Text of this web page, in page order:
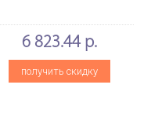
6 823.44 р.
получить скидку